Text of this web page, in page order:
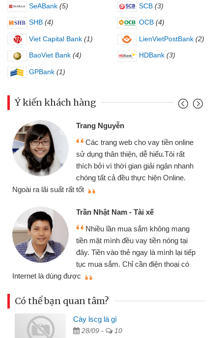
SeABank (5) SCB (3)
SHB (4) OCB (4)
Viet Capital Bank (1) LienVietPostBank (2)
BaoViet Bank (4) HDBank (3)
GPBank (1)
Ý kiến khách hàng
vay tiền online
hiểu.Tôi rất
ngân nhanh
hiện Online.
không mang
tiền nóng tại
là mình lại tiếp
điện thoại có
Mình cần tiền gấp nên
chiếc xe wave nhưng
gói vay tiền bằng CMND
cần gặp mặt nên rất tiện
thiệu cho bạn bè biết
Cấn Văn Lực - Tạp hóa
nhiều lúc cần vốn nhập
đến website qua bạn bè
đã giải quyết được công
Có thể bạn quan tâm?
Cày lscg là gì
28/09 - 10